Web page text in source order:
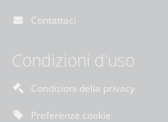
Contattaci
Condizioni d'uso
Condizioni della privacy
Preferenze cookie